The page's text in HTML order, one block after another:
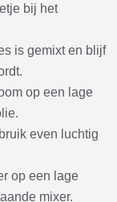
bij het
is gemixt en blijf
op een lage
even luchtig
op een lage
mixer.